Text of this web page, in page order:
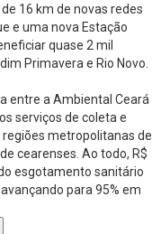
16 km de novas redes
e uma nova Estação
quase 2 mil
Primavera e Rio Novo.
entre a Ambiental Ceará
serviços de coleta e
metropolitanas de
cearenses. Ao todo, R$
esgotamento sanitário
para 95% em